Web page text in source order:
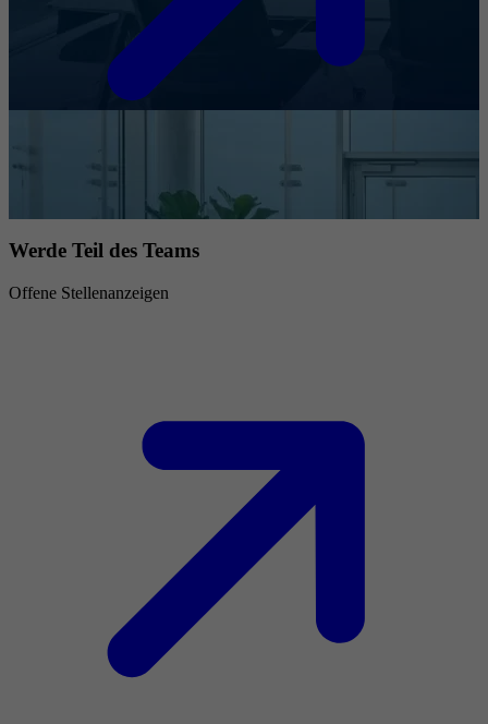
Werde Teil des Teams
Offene Stellenanzeigen